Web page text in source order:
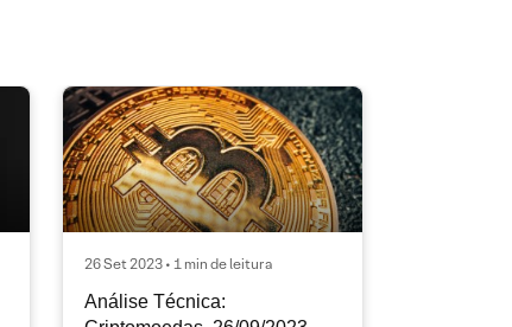
26 Set 2023 • 1 min de leitura
Análise Técnica: